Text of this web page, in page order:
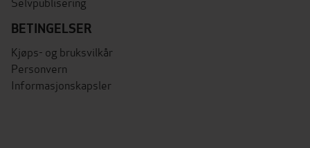
BETINGELSER
Kjøps- og bruksvilkår
Personvern
Informasjonskapsler